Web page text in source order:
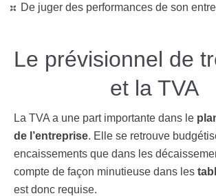
De juger des performances de son
Le prévisionnel de
et la TVA
La TVA a une part importante dans le
de l’entreprise. Elle se retrouve
encaissements que dans les
compte de façon minutieuse dans les
est donc requise.